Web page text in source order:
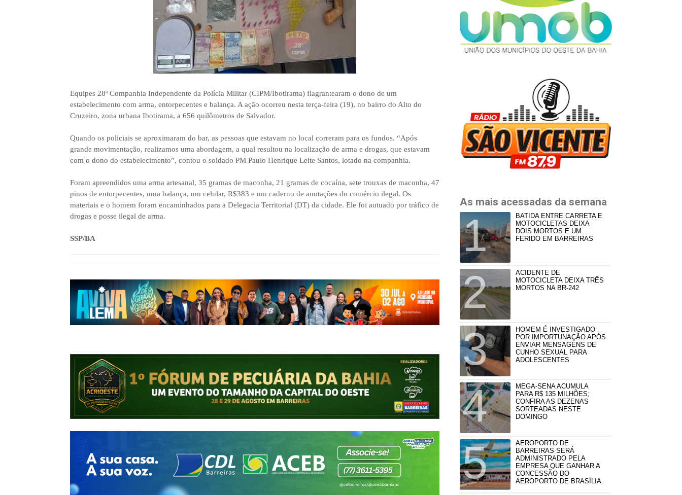
Equipes 28ª Companhia Independente da Polícia Militar (CIPM/Ibotirama) flagrantearam o dono de um
estabelecimento com arma, entorpecentes e balança. A ação ocorreu nesta terça-feira (19), no bairro do Alto do
Cruzeiro, zona urbana Ibotirama, a 656 quilômetros de Salvador.
Quando os policiais se aproximaram do bar, as pessoas que estavam no local correram para os fundos. “Após
grande movimentação, realizamos uma abordagem, a qual resultou na localização de arma e drogas, que estavam
com o dono do estabelecimento”, contou o soldado PM Paulo Henrique Leite Santos, lotado na companhia.
Foram apreendidos uma arma artesanal, 35 gramas de maconha, 21 gramas de cocaína, sete trouxas de maconha, 47
pinos de entorpecentes, uma balança, um celular, R$383 e um caderno de anotações do comércio ilegal. Os
materiais e o homem foram encaminhados para a Delegacia Territorial (DT) da cidade. Ele foi autuado por tráfico de
drogas e posse ilegal de arma.
SSP/BA
As mais acessadas da semana
BATIDA ENTRE CARRETA E
MOTOCICLETAS DEIXA
DOIS MORTOS E UM
FERIDO EM BARREIRAS
ACIDENTE DE
MOTOCICLETA DEIXA TRÊS
MORTOS NA BR-242
HOMEM É INVESTIGADO
POR IMPORTUNAÇÃO APÓS
ENVIAR MENSAGENS DE
CUNHO SEXUAL PARA
ADOLESCENTES
MEGA-SENA ACUMULA
PARA R$ 135 MILHÕES;
CONFIRA AS DEZENAS
SORTEADAS NESTE
DOMINGO
AEROPORTO DE
BARREIRAS SERÁ
ADMINISTRADO PELA
EMPRESA QUE GANHAR A
CONCESSÃO DO
AEROPORTO DE BRASÍLIA.